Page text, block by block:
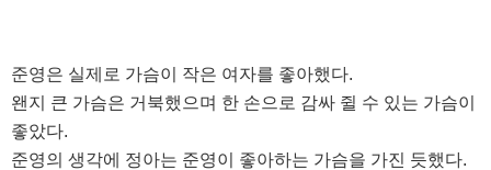
준영은 실제로 가슴이 작은 여자를 좋아했다.
왠지 큰 가슴은 거북했으며 한 손으로 감싸 쥘 수 있는 가슴이
좋았다.
준영의 생각에 정아는 준영이 좋아하는 가슴을 가진 듯했다.